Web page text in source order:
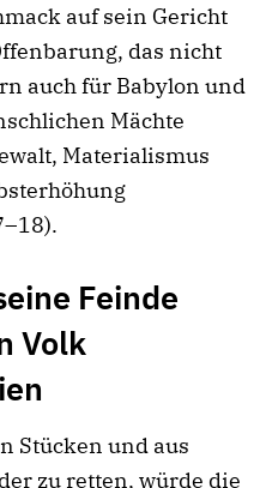
auf sein Gericht
das nicht
auch für Babylon und
Mächte
Materialismus
Feinde
Volk
Stücken und aus
zu retten, würde die